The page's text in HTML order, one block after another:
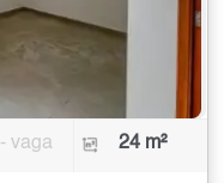
- vaga 24 m²